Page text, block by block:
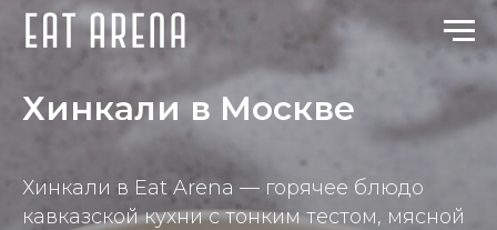
Хинкали в Москве
Хинкали в Eat Arena — горячее блюдо
кавказской кухни с тонким тестом, мясной